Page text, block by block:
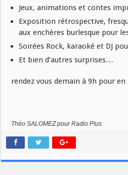
Jeux, animations et contes
Exposition rétrospective,
aux enchères burlesque pour
Soirées Rock, karaoké et DJ
Et bien d’autres surprises…
rendez vous demain à 9h pour en
Théo SALOMEZ pour Radio Plus